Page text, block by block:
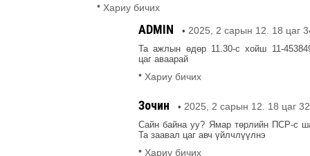
• Хариу бичих
ADMIN • 2025, 2 сарын 12. 18 цаг
Та ажлын өдөр 11.30-с хойш 11-
цаг аваарай
• Хариу бичих
Зочин • 2025, 2 сарын 12. 18 цаг
Сайн байна уу? Ямар төрлийн ПСР-с
Та заавал цаг авч үйлчлүүлнэ
• Хариу бичих